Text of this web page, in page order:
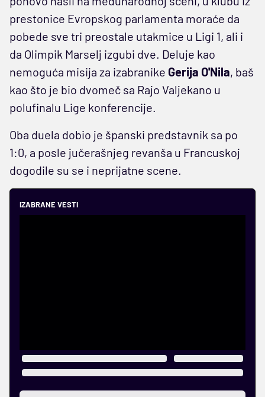
prestonice Evropskog parlamenta moraće da
pobede sve tri preostale utakmice u Ligi 1, ali i
da Olimpik Marselj izgubi dve. Deluje kao
nemoguća misija za izabranike Gerija O'Nila, baš
kao što je bio dvomeč sa Rajo Valjekano u
polufinalu Lige konferencije.
Oba duela dobio je španski predstavnik sa po
1:0, a posle jučerašnjeg revanša u Francuskoj
dogodile su se i neprijatne scene.
IZABRANE VESTI